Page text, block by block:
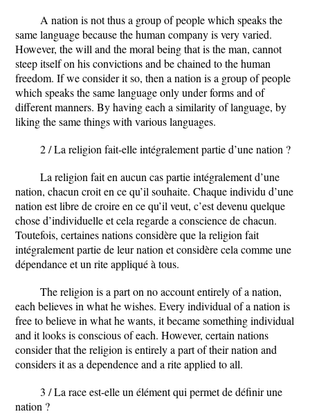
A nation is not thus a group of people which speaks the
same language because the human company is very varied.
However, the will and the moral being that is the man, cannot
steep itself on his convictions and be chained to the human
freedom. If we consider it so, then a nation is a group of people
which speaks the same language only under forms and of
different manners. By having each a similarity of language, by
liking the same things with various languages.
2 / La religion fait-elle intégralement partie d’une nation ?
La religion fait en aucun cas partie intégralement d’une
nation, chacun croit en ce qu’il souhaite. Chaque individu d’une
nation est libre de croire en ce qu’il veut, c’est devenu quelque
chose d’individuelle et cela regarde a conscience de chacun.
Toutefois, certaines nations considère que la religion fait
intégralement partie de leur nation et considère cela comme une
dépendance et un rite appliqué à tous.
The religion is a part on no account entirely of a nation,
each believes in what he wishes. Every individual of a nation is
free to believe in what he wants, it became something individual
and it looks is conscious of each. However, certain nations
consider that the religion is entirely a part of their nation and
considers it as a dependence and a rite applied to all.
3 / La race est-elle un élément qui permet de définir une
nation ?